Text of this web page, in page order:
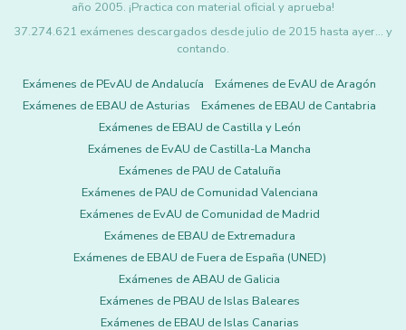
año 2005. ¡Practica con material oficial y aprueba!
37.274.621 exámenes descargados desde julio de 2015 hasta ayer... y
contando.
Exámenes de PEvAU de Andalucía
Exámenes de EvAU de Aragón
Exámenes de EBAU de Asturias
Exámenes de EBAU de Cantabria
Exámenes de EBAU de Castilla y León
Exámenes de EvAU de Castilla-La Mancha
Exámenes de PAU de Cataluña
Exámenes de PAU de Comunidad Valenciana
Exámenes de EvAU de Comunidad de Madrid
Exámenes de EBAU de Extremadura
Exámenes de EBAU de Fuera de España (UNED)
Exámenes de ABAU de Galicia
Exámenes de PBAU de Islas Baleares
Exámenes de EBAU de Islas Canarias